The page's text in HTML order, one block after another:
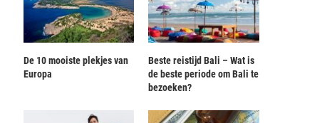
De 10 mooiste plekjes van
Europa
Beste reistijd Bali – Wat is
de beste periode om Bali te
bezoeken?